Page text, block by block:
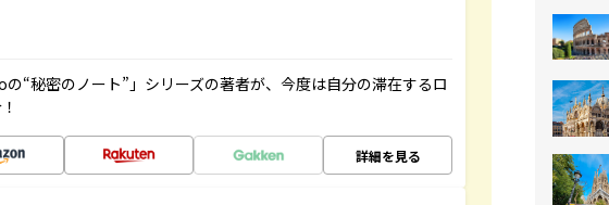
“秘密のノート”」シリーズの著者が、今度は自分の滞在するロ
詳細を見る